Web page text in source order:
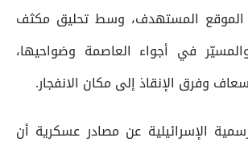
الموقع المستهدف، وسط تحليق مكثف
في أجواء العاصمة وضواحيها،
وفرق الإنقاذ إلى مكان الانفجار.
الإسرائيلية عن مصادر عسكرية أن